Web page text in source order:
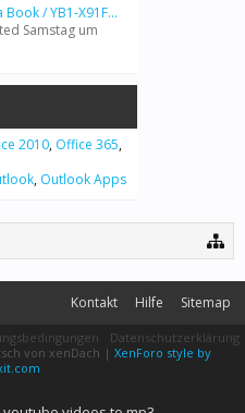
/ YB1-X91F...
Samstag um
2010, Office 365,
, Outlook Apps
Kontakt Hilfe Sitemap
Datenschutzerklärung
von xenDach | XenForo style by